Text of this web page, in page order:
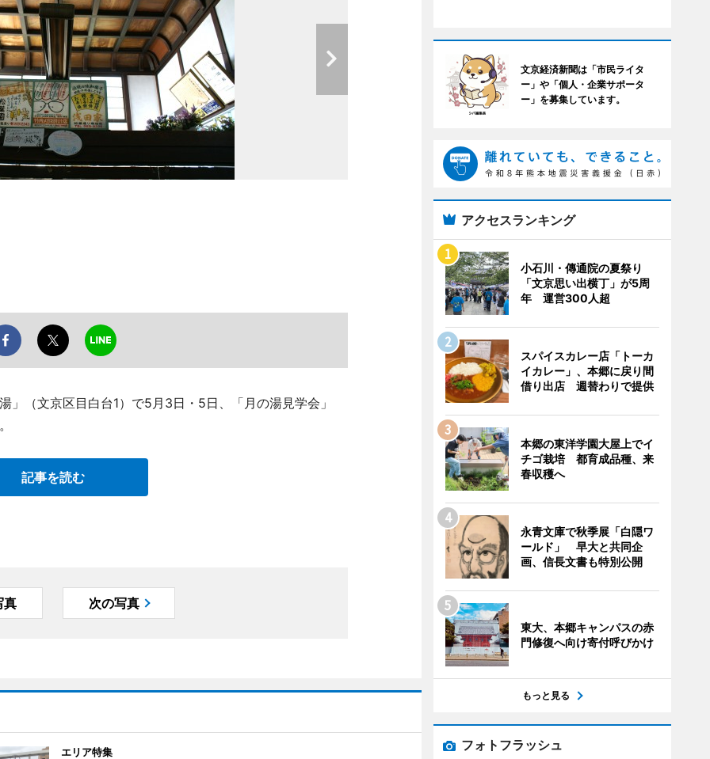
」（文京区目白台1）で5月3日・5日、「月の湯見学会」
記事を読む
真 次の写真
エリア特集
文京経済新聞は「市民ライタ
ー」や「個人・企業サポータ
ー」を募集しています。
アクセスランキング
小石川・傳通院の夏祭り
「文京思い出横丁」が5周
年 運営300人超
スパイスカレー店「トーカ
イカレー」、本郷に戻り間
借り出店 週替わりで提供
本郷の東洋学園大屋上でイ
チゴ栽培 都育成品種、来
春収穫へ
永青文庫で秋季展「白隠ワ
ールド」 早大と共同企
画、信長文書も特別公開
東大、本郷キャンパスの赤
門修復へ向け寄付呼びかけ
もっと見る
フォトフラッシュ